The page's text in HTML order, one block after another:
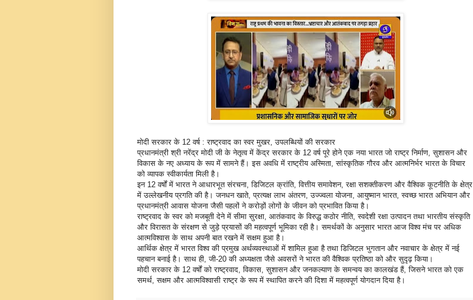
मोदी सरकार के 12 वर्ष : राष्ट्रवाद का स्वर मुखर, उपलब्धियों की सरकार
प्रधानमंत्री श्री नरेंद्र मोदी जी के नेतृत्व में केंद्र सरकार के 12 वर्ष पूरे होने एक नया भारत जो राष्ट्र निर्माण, सुशासन और
विकास के नए अध्याय के रूप में सामने हैं। इस अवधि में राष्ट्रीय अस्मिता, सांस्कृतिक गौरव और आत्मनिर्भर भारत के विचार
को व्यापक स्वीकार्यता मिली है।
इन 12 वर्षों में भारत ने आधारभूत संरचना, डिजिटल क्रांति, वित्तीय समावेशन, रक्षा सशक्तीकरण और वैश्विक कूटनीति के क्षेत्र
में उल्लेखनीय प्रगति की है। जनधन खाते, प्रत्यक्ष लाभ अंतरण, उज्ज्वला योजना, आयुष्मान भारत, स्वच्छ भारत अभियान और
प्रधानमंत्री आवास योजना जैसी पहलों ने करोड़ों लोगों के जीवन को प्रभावित किया है।
राष्ट्रवाद के स्वर को मजबूती देने में सीमा सुरक्षा, आतंकवाद के विरुद्ध कठोर नीति, स्वदेशी रक्षा उत्पादन तथा भारतीय संस्कृति
और विरासत के संरक्षण से जुड़े प्रयासों की महत्वपूर्ण भूमिका रही है। समर्थकों के अनुसार भारत आज विश्व मंच पर अधिक
आत्मविश्वास के साथ अपनी बात रखने में सक्षम हुआ है।
आर्थिक क्षेत्र में भारत विश्व की प्रमुख अर्थव्यवस्थाओं में शामिल हुआ है तथा डिजिटल भुगतान और नवाचार के क्षेत्र में नई
पहचान बनाई है। साथ ही, जी-20 की अध्यक्षता जैसे अवसरों ने भारत की वैश्विक प्रतिष्ठा को और सुदृढ़ किया।
मोदी सरकार के 12 वर्षों को राष्ट्रवाद, विकास, सुशासन और जनकल्याण के समन्वय का कालखंड हैं, जिसने भारत को एक
समर्थ, सक्षम और आत्मविश्वासी राष्ट्र के रूप में स्थापित करने की दिशा में महत्वपूर्ण योगदान दिया है।